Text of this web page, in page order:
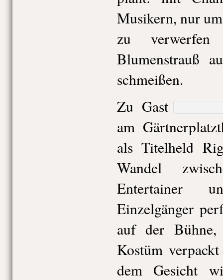
Musikern, nur
zu
Blumenstrauß
schmeißen.
Zu Gast
am
als Titelheld
Wandel
Entertainer
Einzelgänger
auf der
Kostüm
dem Gesicht